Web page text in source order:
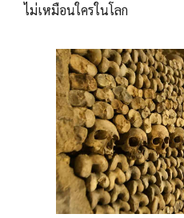
ไม่เหมือนใครในโลก